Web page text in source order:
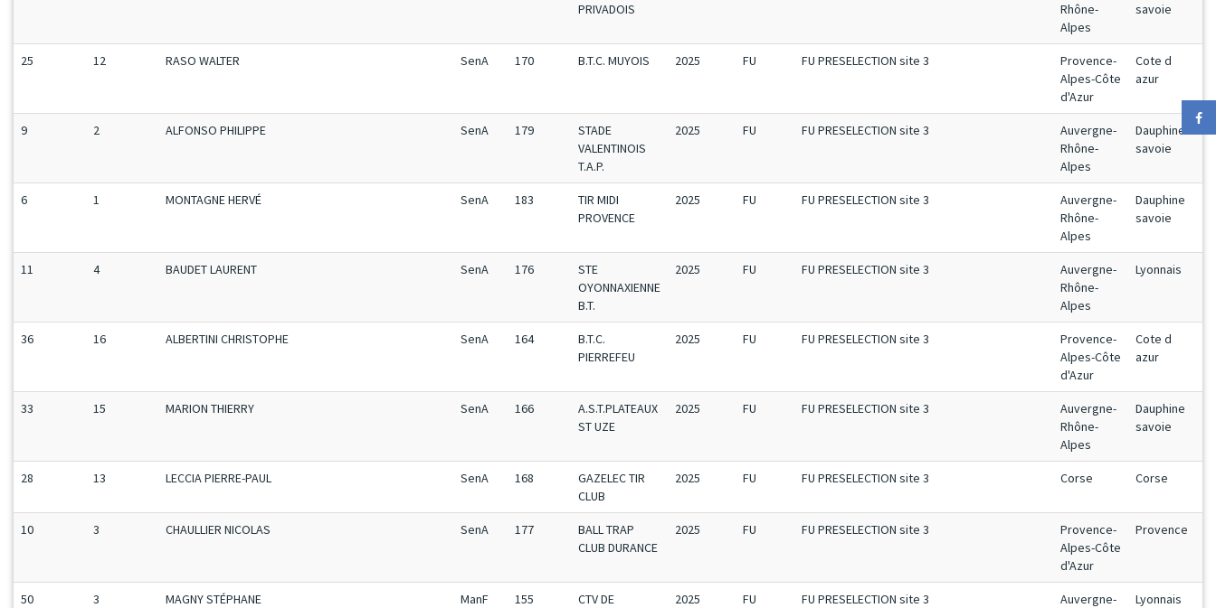
PRIVADOIS
Rhône-
Alpes
savoie
25 12 RASO WALTER SenA 170 B.T.C. MUYOIS 2025 FU FU PRESELECTION site 3
Provence-
Alpes-Côte
d'Azur
Cote d
azur
9 2 ALFONSO PHILIPPE SenA 179
STADE
VALENTINOIS
T.A.P.
2025 FU FU PRESELECTION site 3
Auvergne-
Rhône-
Alpes
Dauphine
savoie
6 1 MONTAGNE HERVÉ SenA 183
TIR MIDI
PROVENCE
2025 FU FU PRESELECTION site 3
Auvergne-
Rhône-
Alpes
Dauphine
savoie
11 4 BAUDET LAURENT SenA 176
STE
OYONNAXIENNE
B.T.
2025 FU FU PRESELECTION site 3
Auvergne-
Rhône-
Alpes
Lyonnais
36 16 ALBERTINI CHRISTOPHE SenA 164
B.T.C.
PIERREFEU
2025 FU FU PRESELECTION site 3
Provence-
Alpes-Côte
d'Azur
Cote d
azur
33 15 MARION THIERRY SenA 166
A.S.T.PLATEAUX
ST UZE
2025 FU FU PRESELECTION site 3
Auvergne-
Rhône-
Alpes
Dauphine
savoie
28 13 LECCIA PIERRE-PAUL SenA 168
GAZELEC TIR
CLUB
2025 FU FU PRESELECTION site 3 Corse Corse
10 3 CHAULLIER NICOLAS SenA 177
BALL TRAP
CLUB DURANCE
2025 FU FU PRESELECTION site 3
Provence-
Alpes-Côte
d'Azur
Provence
50 3 MAGNY STÉPHANE ManF 155
CTV DE
2025 FU FU PRESELECTION site 3
Auvergne-
Lyonnais